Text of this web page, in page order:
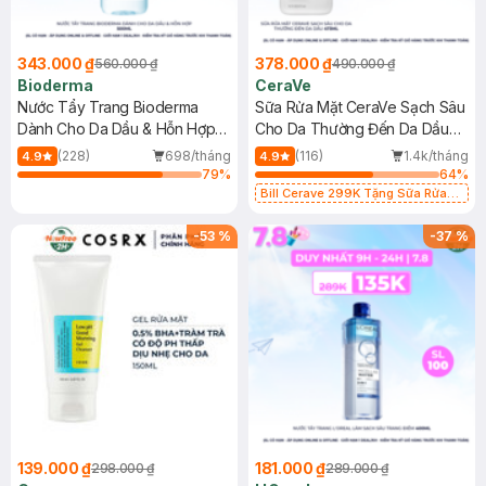
343.000 ₫560.000 ₫
Bioderma
Nước Tẩy Trang Bioderma
Dành Cho Da Dầu & Hỗn Hợp
500ml
4.9 (228)
698/tháng
79%
378.000 ₫490.000 ₫
CeraVe
Sữa Rửa Mặt CeraVe Sạch Sâu
Cho Da Thường Đến Da Dầu
473ml
4.9 (116)
1.4k/tháng
64%
Bill Cerave 299K Tặng Sữa Rửa
-53 %
139.000 ₫298.000 ₫
-37%
181.000 ₫289.000 ₫